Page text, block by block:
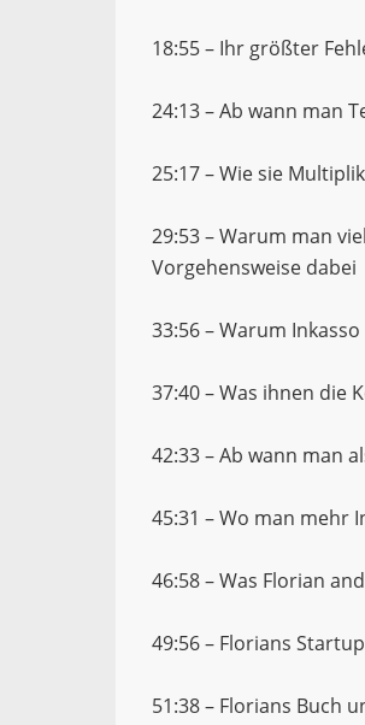
18:55 – Ihr größter
24:13 – Ab wann man
25:17 – Wie sie
29:53 – Warum man
Vorgehensweise dabei
33:56 – Warum
37:40 – Was ihnen
42:33 – Ab wann man
45:31 – Wo man mehr
46:58 – Was Florian
49:56 – Florians
51:38 – Florians Buch